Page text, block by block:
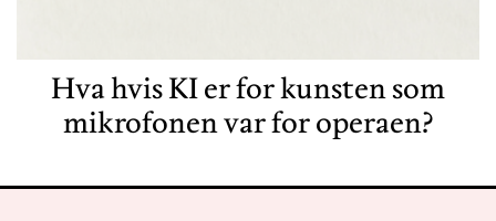
Hva hvis KI er for kunsten som
mikrofonen var for operaen?